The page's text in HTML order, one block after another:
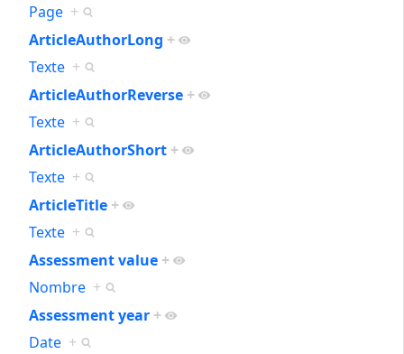
Page +
ArticleAuthorLong +
Texte +
ArticleAuthorReverse +
Texte +
ArticleAuthorShort +
Texte +
ArticleTitle +
Texte +
Assessment value +
Nombre +
Assessment year +
Date +